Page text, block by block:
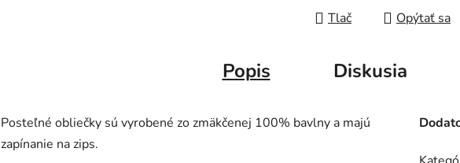
Tlač Opýtať sa
Popis Diskusia
Posteľné obliečky sú vyrobené zo zmäkčenej 100% bavlny a majú
zapínanie na zips.